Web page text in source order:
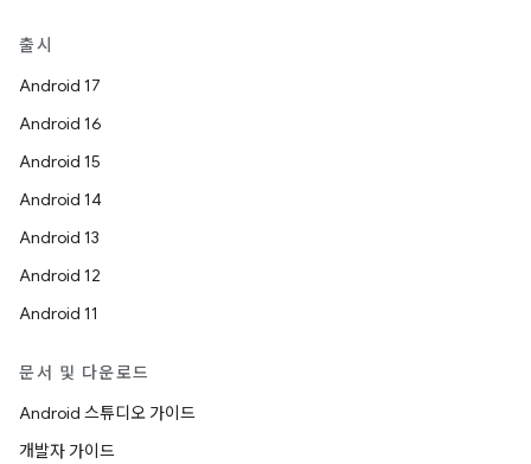
출시
Android 17
Android 16
Android 15
Android 14
Android 13
Android 12
Android 11
문서 및 다운로드
Android 스튜디오 가이드
개발자 가이드